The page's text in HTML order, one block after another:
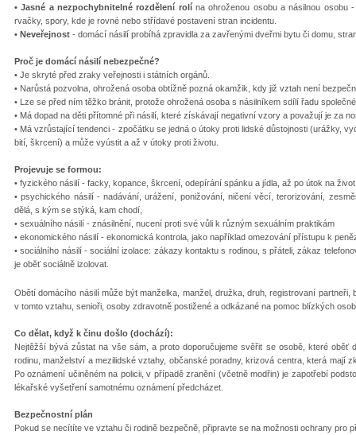
• Jasné a nezpochybnitelné rozdělení rolí na ohroženou osobu a násilnou osobu
rvačky, spory, kde je rovné nebo střídavé postavení stran incidentu.
• Neveřejnost - domácí násilí probíhá zpravidla za zavřenými dveřmi bytu či domu,
Proč je domácí násilí nebezpečné?
• Je skryté před zraky veřejnosti i státních orgánů.
• Narůstá pozvolna, ohrožená osoba obtížně pozná okamžik, kdy již vztah není
• Lze se před ním těžko bránit, protože ohrožená osoba s násilníkem sdílí řadu
• Má dopad na děti přítomné při násilí, které získávají negativní vzory a považují je za
• Má vzrůstající tendenci - zpočátku se jedná o útoky proti lidské důstojnosti (urážky,
bití, škrcení) a může vyústit a až v útoky proti životu.
Projevuje se formou:
• fyzického násilí - facky, kopance, škrcení, odepírání spánku a jídla, až po útok na
• psychického násilí - nadávání, urážení, ponižování, ničení věcí, terorizování,
dělá, s kým se stýká, kam chodí,
• sexuálního násilí - znásilnění, nucení proti své vůli k různým sexuálním praktikám
• ekonomického násilí - ekonomická kontrola, jako například omezování přístupu k
• sociálního násilí - sociální izolace: zákazy kontaktu s rodinou, s přáteli, zákaz
je oběť sociálně izolovat.
Obětí domácího násilí může být manželka, manžel, družka, druh, registrovaní
v tomto vztahu, senioři, osoby zdravotně postižené a odkázané na pomoc blízkých
Co dělat, když k činu došlo (dochází):
Nejtěžší bývá zůstat na vše sám, a proto doporučujeme svěřit se osobě, které oběť
rodinu, manželství a mezilidské vztahy, občanské poradny, krizová centra, která mají
Po oznámení učiněném na policii, v případě zranění (včetně modřin) je zapotřebí
lékařské vyšetření samotnému oznámení předcházet.
Bezpečnostní plán
Pokud se necítíte ve vztahu či rodině bezpečně, připravte se na možnosti ochrany pro